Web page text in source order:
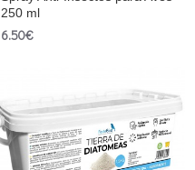
250 ml
6.50€